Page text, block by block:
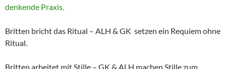
denkende Praxis.
Britten bricht das Ritual – ALH & GK setzen ein Requiem ohne
Ritual.
Britten arbeitet mit Stille – GK & ALH machen Stille zum